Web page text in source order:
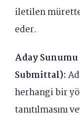
iletilen
eder.
Aday
Submittal):
herhangi bir
tanıtılmasını